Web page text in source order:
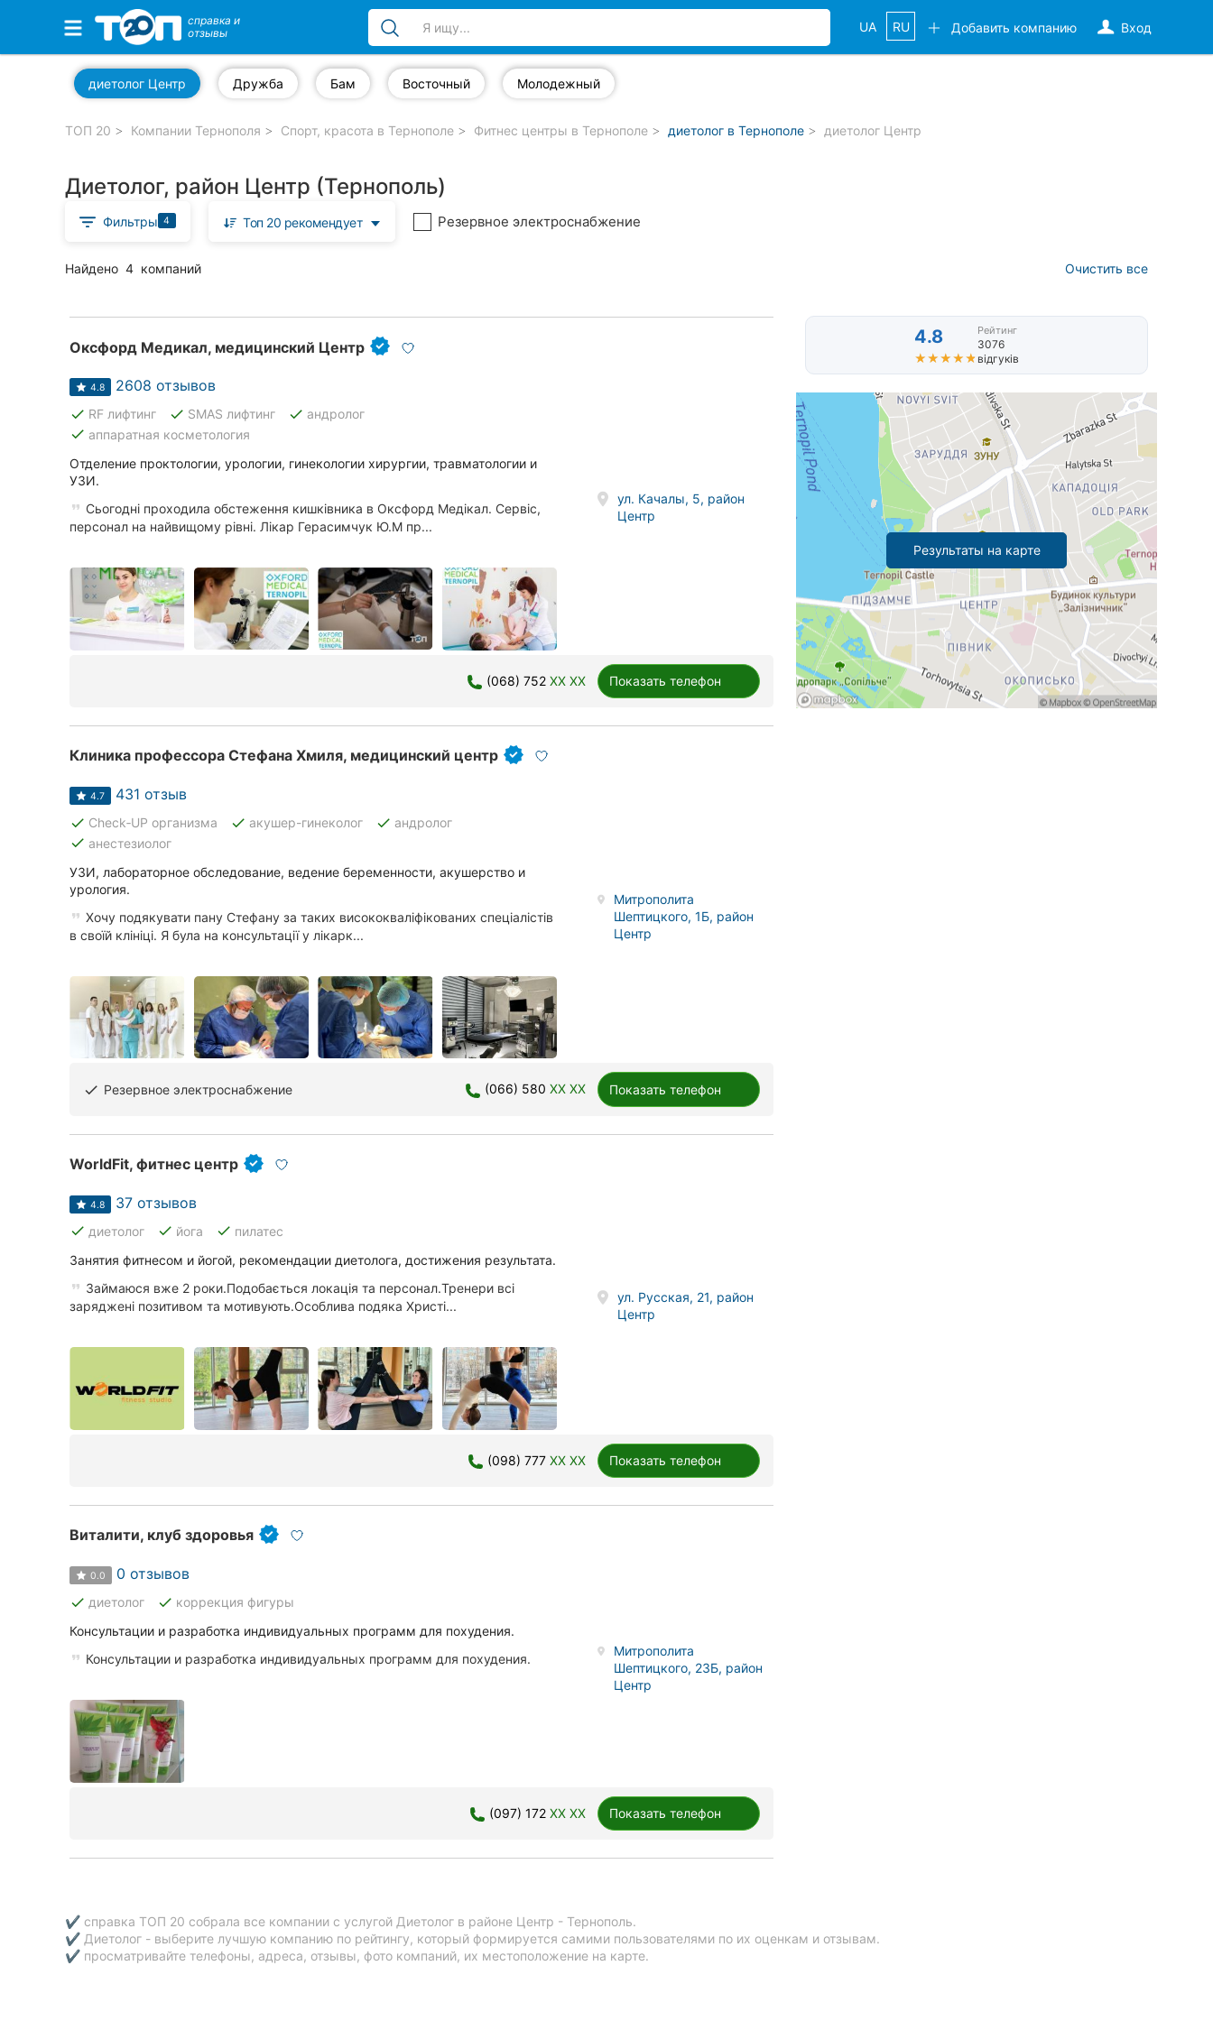
Избранные компании
Автошколы
Частные клиники
Стоматологии
Рестораны
Все рубрики
Все города:
Тернополь
Житомир
Хмельницкий
Запорожье
Днепр
Николаев
Черкассы
Черновцы
Ужгород
Карпаты
справка и
отзывы
Вход
Добавить компанию
UA RU
диетолог Центр Дружба Бам Восточный Молодежный
ТОП 20 Компании Тернополя Спорт, красота в Тернополе Фитнес центры в Тернополе диетолог в Тернополе диетолог Центр
Диетолог, район Центр (Тернополь)
Фильтры 4 Топ 20 рекомендует Резервное электроснабжение
Найдено 4 компаний Очистить все
Оксфорд Медикал, медицинский Центр
4.8 2608 отзывов
done RF лифтинг done SMAS лифтинг done андролог
done аппаратная косметология
Отделение проктологии, урологии, гинекологии хирургии, травматологии и
УЗИ.
Сьогодні проходила обстеження кишківника в Оксфорд Медікал. Сервіс,
персонал на найвищому рівні. Лікар Герасимчук Ю.М пр...
ул. Качалы, 5, район
Центр
(068) 752 XX XX Показать телефон
Клиника профессора Стефана Хмиля, медицинский центр
4.7 431 отзыв
done Check‑UP организма done акушер-гинеколог done андролог
done анестезиолог
УЗИ, лабораторное обследование, ведение беременности, акушерство и
урология.
Хочу подякувати пану Стефану за таких висококваліфікованих спеціалістів
в своїй клініці. Я була на консультації у лікарк...
Митрополита
Шептицкого, 1Б, район
Центр
done Резервное электроснабжение (066) 580 XX XX Показать телефон
WorldFit, фитнес центр
4.8 37 отзывов
done диетолог done йога done пилатес
Занятия фитнесом и йогой, рекомендации диетолога, достижения результата.
Займаюся вже 2 роки.Подобається локація та персонал.Тренери всі
заряджені позитивом та мотивують.Особлива подяка Христі...
ул. Русская, 21, район
Центр
(098) 777 XX XX Показать телефон
Виталити, клуб здоровья
0.0 0 отзывов
done диетолог done коррекция фигуры
Консультации и разработка индивидуальных программ для похудения.
Консультации и разработка индивидуальных программ для похудения.
Митрополита
Шептицкого, 23Б, район
Центр
(097) 172 XX XX Показать телефон
4.8
★★★★★
★★★★★
Рейтинг
3076
відгуків
Результаты на карте
✔ справка ТОП 20 собрала все компании с услугой Диетолог в районе Центр - Тернополь.
✔ Диетолог - выберите лучшую компанию по рейтингу, который формируется самими пользователями по их оценкам и отзывам.
✔ просматривайте телефоны, адреса, отзывы, фото компаний, их местоположение на карте.